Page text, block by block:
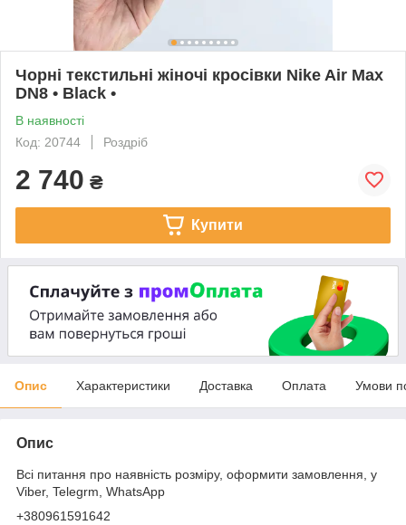
Чорні текстильні жіночі кросівки Nike Air Max
DN8 • Black •
В наявності
Код: 20744
Роздріб
2 740 ₴
Купити
Опис Характеристики Доставка Оплата Умови
Опис
Всі питання про наявність розміру, оформити замовлення, у
Viber, Telegrm, WhatsApp
+380961591642